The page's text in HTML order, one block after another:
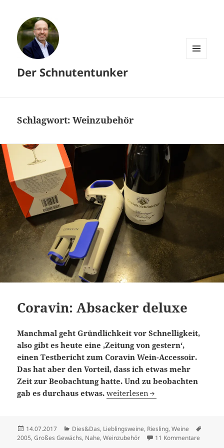
Der Schnutentunker
Schlagwort:Weinzubehör
Coravin: Absacker deluxe
Manchmal geht Gründlichkeit vor Schnelligkeit,
also gibt es heute eine ‚Zeitung von gestern‘,
einen Testbericht zum Coravin Wein-Accessoir.
Das hat aber den Vorteil, dass ich etwas mehr
Zeit zur Beobachtung hatte. Und zu beobachten
gab es durchaus etwas. Coravin: Absacker deluxe
weiterlesen
Veröffentlicht
am
14.07.2017 Kategorien
Dies&Das, Lieblingsweine, Riesling,Weine
2005,Großes Gewächs, Nahe,Weinzubehör 11 Kommentare